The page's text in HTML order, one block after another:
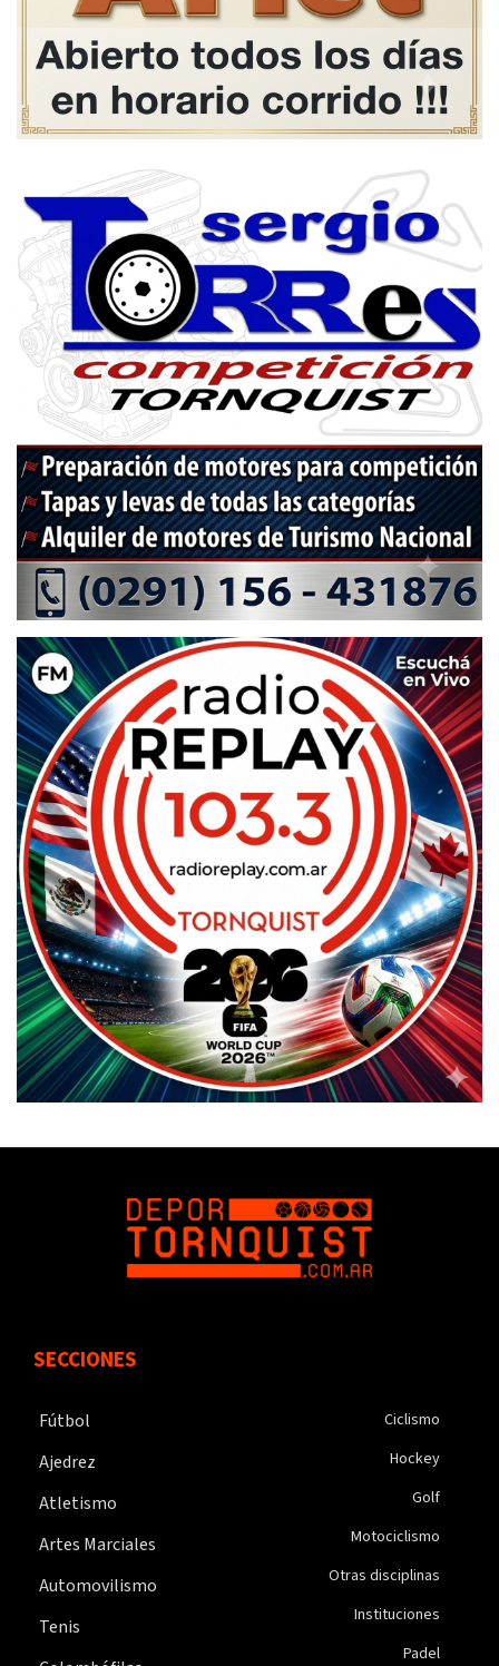
SECCIONES
Fútbol
Ajedrez
Atletismo
Artes Marciales
Automovilismo
Tenis
Ciclismo
Hockey
Golf
Motociclismo
Otras disciplinas
Instituciones
Padel